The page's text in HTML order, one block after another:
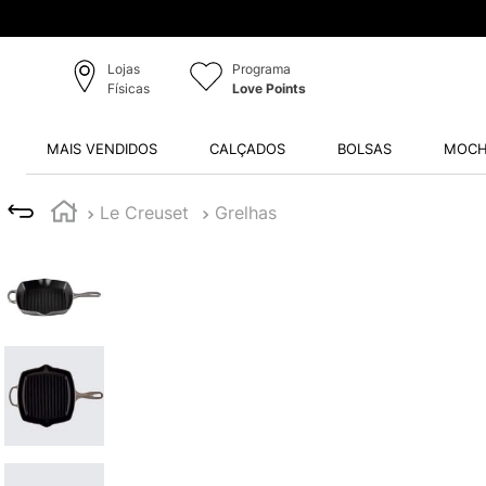
Lojas
Físicas
Programa
Love Points
MAIS VENDIDOS CALÇADOS BOLSAS
Le Creuset Grelhas